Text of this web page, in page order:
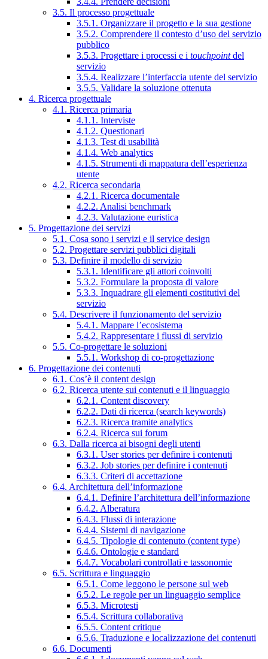
3.5. Il processo progettuale
3.5.1. Organizzare il progetto e la sua gestione
3.5.2. Comprendere il contesto d’uso del servizio
pubblico
3.5.3. Progettare i processi e i touchpointdel
servizio
3.5.4. Realizzare l’interfaccia utente del servizio
3.5.5. Validare la soluzione ottenuta
4. Ricerca progettuale
4.1. Ricerca primaria
4.1.1. Interviste
4.1.2. Questionari
4.1.3. Test di usabilità
4.1.4. Web analytics
4.1.5. Strumenti di mappatura dell’esperienza
utente
4.2. Ricerca secondaria
4.2.1. Ricerca documentale
4.2.2. Analisi benchmark
4.2.3. Valutazione euristica
5. Progettazione dei servizi
5.1. Cosa sono i servizi e il service design
5.2. Progettare servizi pubblici digitali
5.3. Definire il modello di servizio
5.3.1. Identificare gli attori coinvolti
5.3.2. Formulare la proposta di valore
5.3.3. Inquadrare gli elementi costitutivi del
servizio
5.4. Descrivere il funzionamento del servizio
5.4.1. Mappare l’ecosistema
5.4.2. Rappresentare i flussi di servizio
5.5. Co-progettare le soluzioni
5.5.1. Workshop di co-progettazione
6. Progettazione dei contenuti
6.1. Cos’è il content design
6.2. Ricerca utente sui contenuti e il linguaggio
6.2.1. Content discovery
6.2.2. Dati di ricerca (search keywords)
6.2.3. Ricerca tramite analytics
6.2.4. Ricerca sui forum
6.3. Dalla ricerca ai bisogni degli utenti
6.3.1. User stories per definire i contenuti
6.3.2. Job stories per definire i contenuti
6.3.3. Criteri di accettazione
6.4. Architettura dell’informazione
6.4.1. Definire l’architettura dell’informazione
6.4.2. Alberatura
6.4.3. Flussi di interazione
6.4.4. Sistemi di navigazione
6.4.5. Tipologie di contenuto (content type)
6.4.6. Ontologie e standard
6.4.7. Vocabolari controllati e tassonomie
6.5. Scrittura e linguaggio
6.5.1. Come leggono le persone sul web
6.5.2. Le regole per un linguaggio semplice
6.5.3. Microtesti
6.5.4. Scrittura collaborativa
6.5.5. Content critique
6.5.6. Traduzione e localizzazione dei contenuti
6.6. Documenti